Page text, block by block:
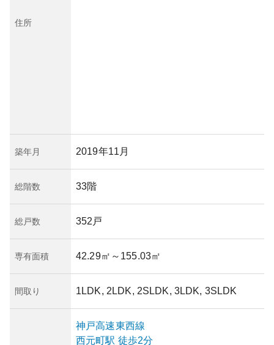
住所
築年月 2019年11月
総階数 33階
総戸数 352戸
専有面積 42.29㎡ ～155.03㎡
間取り 1LDK, 2LDK, 2SLDK, 3LDK, 3SLDK
神戸高速東西線
西元町駅 徒歩2分